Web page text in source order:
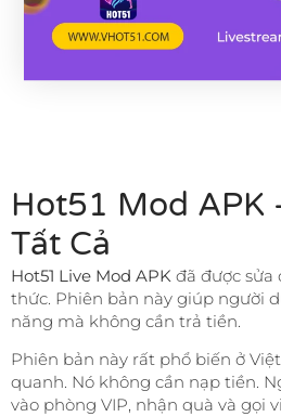
Hot51 Mod APK
Tất Cả
Hot51 Live Mod APK đã được
thức. Phiên bản này giúp người
năng mà không cần trả tiền.
Phiên bản này rất phổ biến ở
quanh. Nó không cần nạp tiền.
vào phòng VIP, nhận quà và gọi